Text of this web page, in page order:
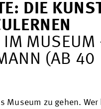
DIE
IM MUSEUM
(AB 40
Museum zu gehen.